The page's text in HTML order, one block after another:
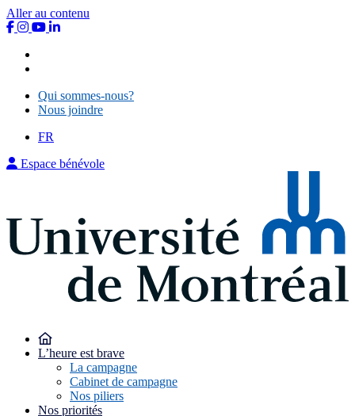
Aller au contenu
Qui sommes-nous?
Nous joindre
FR
Espace bénévole
L’heure est brave
La campagne
Cabinet de campagne
Nos piliers
Nos priorités